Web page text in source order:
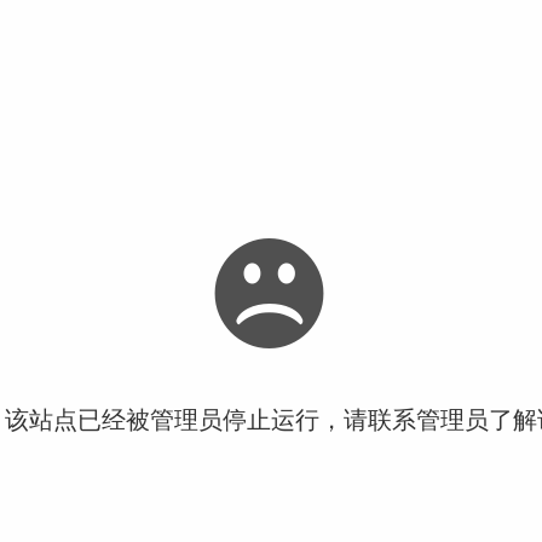
站点已经被管理员停止运行，请联系管理员了